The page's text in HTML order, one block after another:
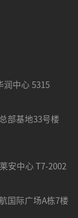
润中心 5315
部基地33号楼
安中心 T7-2002
国际广场A栋7楼